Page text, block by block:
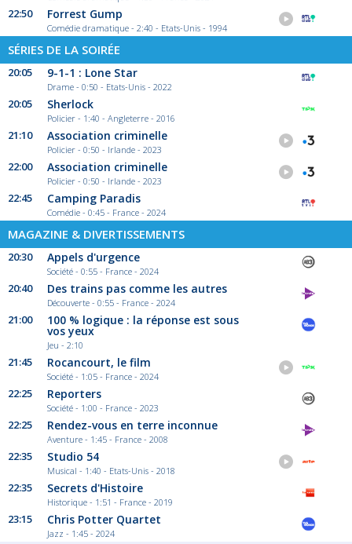
22:50 Forrest Gump
Comédie dramatique - 2:40 - Etats-Unis - 1994
SÉRIES DE LA SOIRÉE
20:05 9-1-1 : Lone Star
Drame - 0:50 - Etats-Unis - 2022
20:05 Sherlock
Policier - 1:40 - Angleterre - 2016
21:10 Association criminelle
Policier - 0:50 - Irlande - 2023
22:00 Association criminelle
Policier - 0:50 - Irlande - 2023
22:45 Camping Paradis
Comédie - 0:45 - France - 2024
MAGAZINE & DIVERTISSEMENTS
20:30 Appels d'urgence
Société - 0:55 - France - 2024
20:40 Des trains pas comme les autres
Découverte - 0:55 - France - 2024
21:00 100 % logique : la réponse est sous
vos yeux
Jeu - 2:10
21:45 Rocancourt, le film
Société - 1:05 - France - 2024
22:25 Reporters
Société - 1:00 - France - 2023
22:25 Rendez-vous en terre inconnue
Aventure - 1:45 - France - 2008
22:35 Studio 54
Musical - 1:40 - Etats-Unis - 2018
22:35 Secrets d'Histoire
Historique - 1:51 - France - 2019
23:15 Chris Potter Quartet
Jazz - 1:45 - 2024